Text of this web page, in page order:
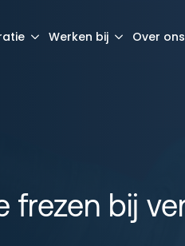
Werken bij Over ons
frezen bij